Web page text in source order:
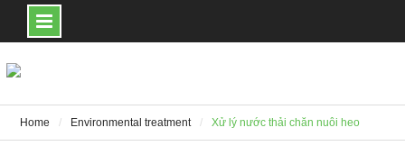
to
content
Home Environmental treatment Xử lý nước thải chăn nuôi heo